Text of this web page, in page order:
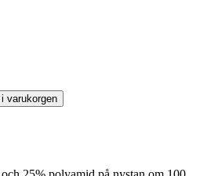
i varukorgen